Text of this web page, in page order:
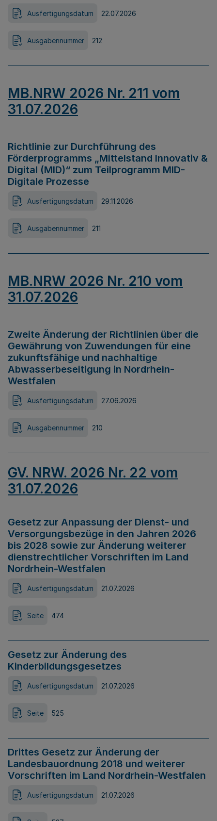
Ausfertigungsdatum 22.07.2026
Ausgabennummer 212
MB.NRW 2026 Nr. 211 vom
31.07.2026
Richtlinie zur Durchführung des
Förderprogramms „Mittelstand Innovativ &
Digital (MID)“ zum Teilprogramm MID-
Digitale Prozesse
Ausfertigungsdatum 29.11.2026
Ausgabennummer 211
MB.NRW 2026 Nr. 210 vom
31.07.2026
Zweite Änderung der Richtlinien über die
Gewährung von Zuwendungen für eine
zukunftsfähige und nachhaltige
Abwasserbeseitigung in Nordrhein-
Westfalen
Ausfertigungsdatum 27.06.2026
Ausgabennummer 210
GV. NRW. 2026 Nr. 22 vom
31.07.2026
Gesetz zur Anpassung der Dienst- und
Versorgungsbezüge in den Jahren 2026
bis 2028 sowie zur Änderung weiterer
dienstrechtlicher Vorschriften im Land
Nordrhein-Westfalen
Ausfertigungsdatum 21.07.2026
Seite 474
Gesetz zur Änderung des
Kinderbildungsgesetzes
Ausfertigungsdatum 21.07.2026
Seite 525
Drittes Gesetz zur Änderung der
Landesbauordnung 2018 und weiterer
Vorschriften im Land Nordrhein-Westfalen
Ausfertigungsdatum 21.07.2026